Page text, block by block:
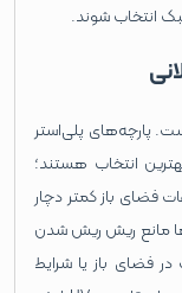
انتخاب شوند.
پارچه‌های پلی‌استر
انتخاب هستند؛
باز کمتر دچار
مانع ریش ‌ریش شدن
فضای باز یا شرایط